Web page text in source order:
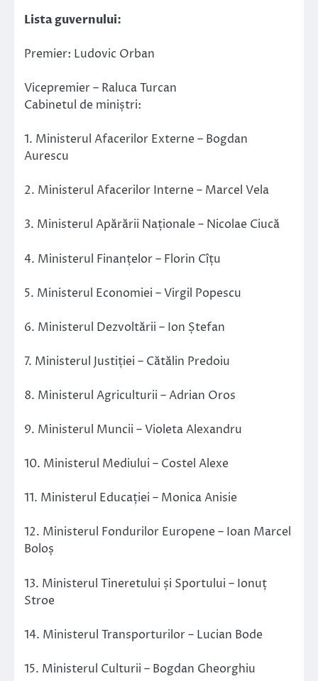
Lista guvernului:
Premier: Ludovic Orban
Vicepremier – Raluca Turcan
Cabinetul de miniștri:
1. Ministerul Afacerilor Externe – Bogdan
Aurescu
2. Ministerul Afacerilor Interne – Marcel Vela
3. Ministerul Apărării Naționale – Nicolae Ciucă
4. Ministerul Finanțelor – Florin Cîțu
5. Ministerul Economiei – Virgil Popescu
6. Ministerul Dezvoltării – Ion Ștefan
7. Ministerul Justiției – Cătălin Predoiu
8. Ministerul Agriculturii – Adrian Oros
9. Ministerul Muncii – Violeta Alexandru
10. Ministerul Mediului – Costel Alexe
11. Ministerul Educației – Monica Anisie
12. Ministerul Fondurilor Europene – Ioan Marcel
Boloș
13. Ministerul Tineretului și Sportului – Ionuț
Stroe
14. Ministerul Transporturilor – Lucian Bode
15. Ministerul Culturii – Bogdan Gheorghiu